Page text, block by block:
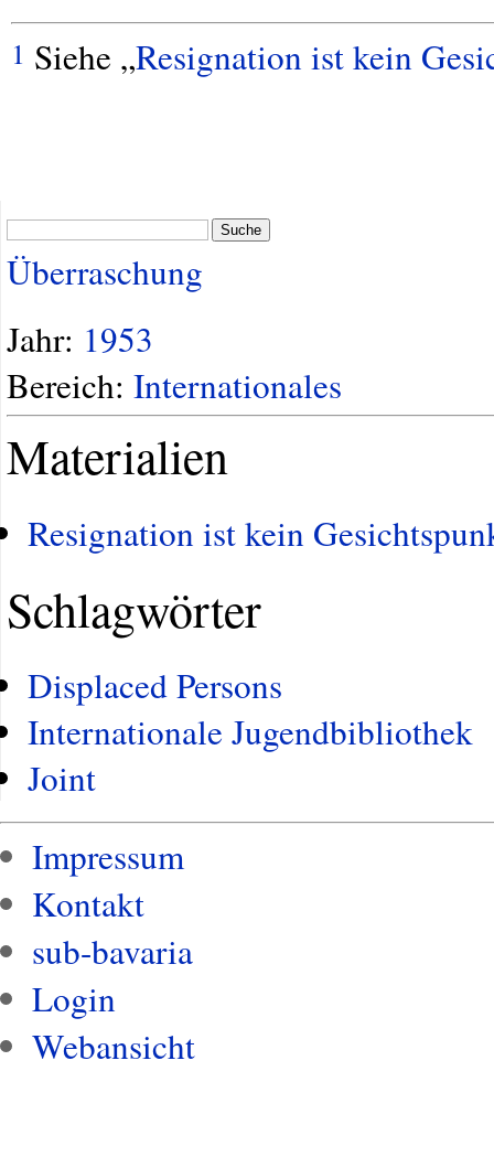
1 Siehe „Resignation ist kein
Suche
Überraschung
Jahr: 1953
Bereich: Internationales
Materialien
Resignation ist kein
Schlagwörter
Displaced Persons
Internationale Jugendbibliothek
Joint
Impressum
Kontakt
sub-bavaria
Login
Webansicht